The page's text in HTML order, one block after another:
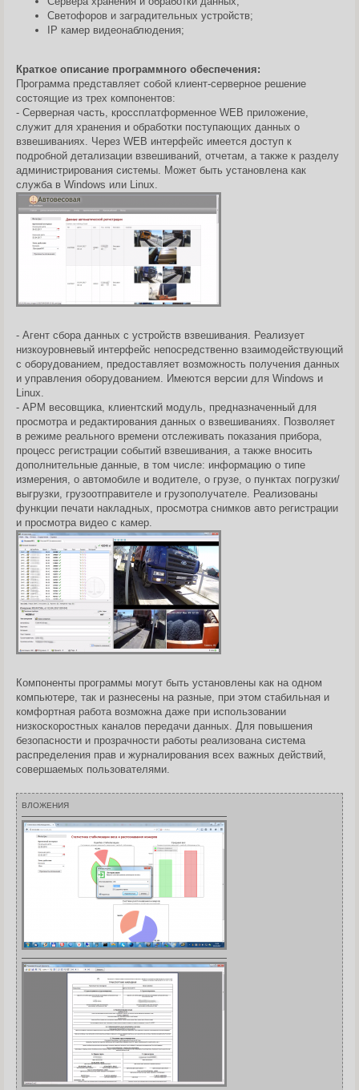
Светофоров и заградительных устройств;
IP камер видеонаблюдения;
Краткое описание программного обеспечения:
Программа представляет собой клиент-серверное решение
состоящие из трех компонентов:
- Серверная часть, кроссплатформенное WEB приложение,
служит для хранения и обработки поступающих данных о
взвешиваниях. Через WEB интерфейс имеется доступ к
подробной детализации взвешиваний, отчетам, а также к разделу
администрирования системы. Может быть установлена как
служба в Windows или Linux.
- Агент сбора данных с устройств взвешивания. Реализует
низкоуровневый интерфейс непосредственно взаимодействующий
с оборудованием, предоставляет возможность получения данных
и управления оборудованием. Имеются версии для Windows и
Linux.
- АРМ весовщика, клиентский модуль, предназначенный для
просмотра и редактирования данных о взвешиваниях. Позволяет
в режиме реального времени отслеживать показания прибора,
процесс регистрации событий взвешивания, а также вносить
дополнительные данные, в том числе: информацию о типе
измерения, о автомобиле и водителе, о грузе, о пунктах погрузки/
выгрузки, грузоотправителе и грузополучателе. Реализованы
функции печати накладных, просмотра снимков авто регистрации
и просмотра видео с камер.
Компоненты программы могут быть установлены как на одном
компьютере, так и разнесены на разные, при этом стабильная и
комфортная работа возможна даже при использовании
низкоскоростных каналов передачи данных. Для повышения
безопасности и прозрачности работы реализована система
распределения прав и журналирования всех важных действий,
совершаемых пользователями.
ВЛОЖЕНИЯ